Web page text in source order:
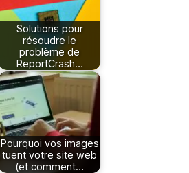
Solutions pour
résoudre le
problème de
ReportCrash…
Pourquoi vos images
tuent votre site web
(et comment…